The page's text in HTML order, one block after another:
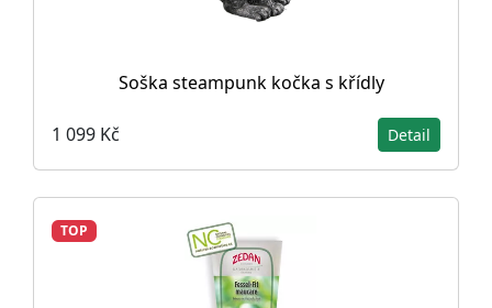
Soška steampunk kočka s křídly
1 099 Kč Detail
TOP